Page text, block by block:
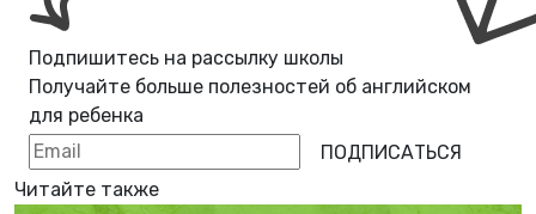
Подпишитесь на рассылку школы
Получайте больше полезностей об английском
для ребенка
ПОДПИСАТЬСЯ
Читайте также